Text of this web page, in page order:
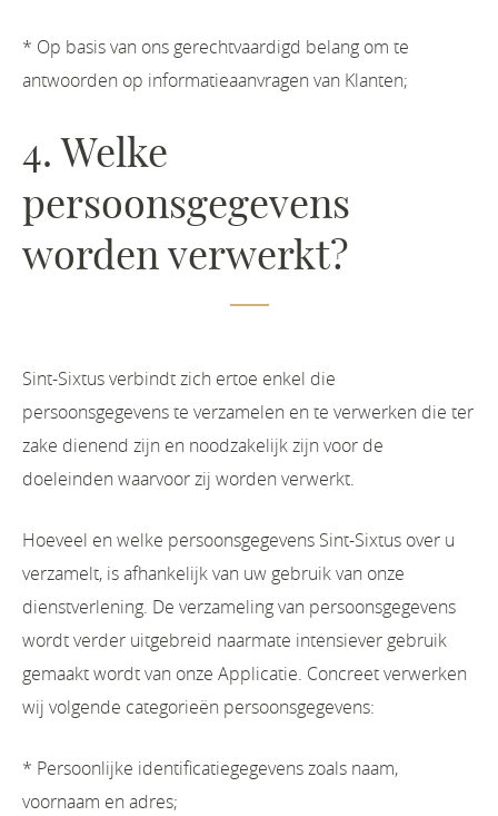
* Op basis van ons gerechtvaardigd belang om te
antwoorden op informatieaanvragen van Klanten;
4. Welke
persoonsgegevens
worden verwerkt?
Sint-Sixtus verbindt zich ertoe enkel die
persoonsgegevens te verzamelen en te verwerken die ter
zake dienend zijn en noodzakelijk zijn voor de
doeleinden waarvoor zij worden verwerkt.
Hoeveel en welke persoonsgegevens Sint-Sixtus over u
verzamelt, is afhankelijk van uw gebruik van onze
dienstverlening. De verzameling van persoonsgegevens
wordt verder uitgebreid naarmate intensiever gebruik
gemaakt wordt van onze Applicatie. Concreet verwerken
wij volgende categorieën persoonsgegevens:
* Persoonlijke identificatiegegevens zoals naam,
voornaam en adres;